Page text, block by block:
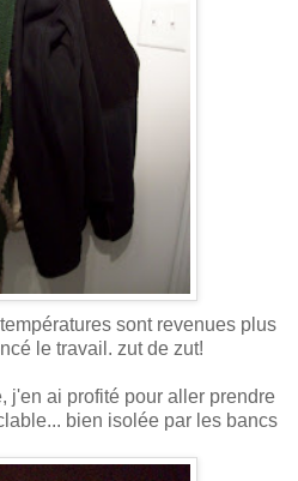
sont revenues plus
le travail. zut de zut!
j'en ai profité pour aller prendre
bien isolée par les bancs